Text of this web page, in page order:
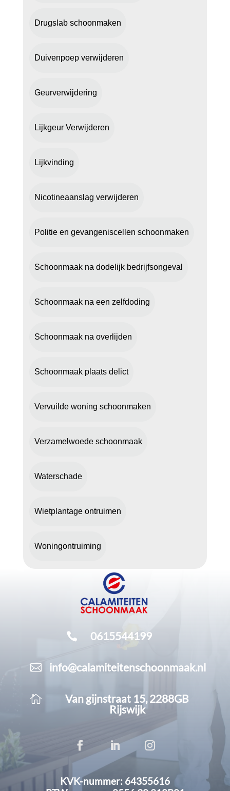
Drugslab schoonmaken
Duivenpoep verwijderen
Geurverwijdering
Lijkgeur Verwijderen
Lijkvinding
Nicotineaanslag verwijderen
Politie en gevangeniscellen schoonmaken
Schoonmaak na dodelijk bedrijfsongeval
Schoonmaak na een zelfdoding
Schoonmaak na overlijden
Schoonmaak plaats delict
Vervuilde woning schoonmaken
Verzamelwoede schoonmaak
Waterschade
Wietplantage ontruimen
Woningontruiming
 0615544199
 info@calamiteitenschoonmaak.nl

Van gijnstraat 15, 2288GB
Rijswijk
KVK-nummer: 64355616